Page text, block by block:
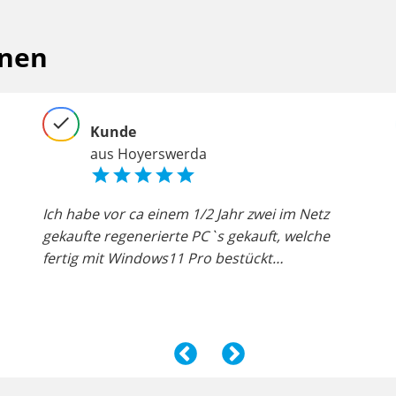
check
Kunde
aus Hoyerswerda

Ich habe vor ca einem 1/2 Jahr zwei im Netz
gekaufte regenerierte PC`s gekauft, welche
fertig mit Windows11 Pro bestückt…
check
check
Kunde
aus Hoyerswerda

Kundenfreundlich, Kompetent, ständige
Hilfsbereitschaft, Zuverlässig, Alles bestens.